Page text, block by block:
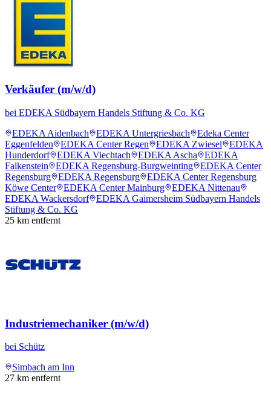
Verkäufer (m/w/d)
bei EDEKA Südbayern Handels Stiftung & Co. KG
EDEKA Aidenbach
EDEKA Untergriesbach
Edeka Center
Eggenfelden
EDEKA Center Regen EDEKA Zwiesel
EDEKA
Hunderdorf
EDEKA Viechtach EDEKA Ascha
EDEKA
Falkenstein
EDEKA Regensburg-Burgweinting
EDEKA Center
Regensburg
EDEKA Regensburg
EDEKA Center Regensburg
Köwe Center
EDEKA Center Mainburg
EDEKA Nittenau
EDEKA Wackersdorf
EDEKA Gaimersheim Südbayern Handels
Stiftung & Co. KG
25 km entfernt
Industriemechaniker (m/w/d)
bei Schütz
Simbach am Inn
27 km entfernt